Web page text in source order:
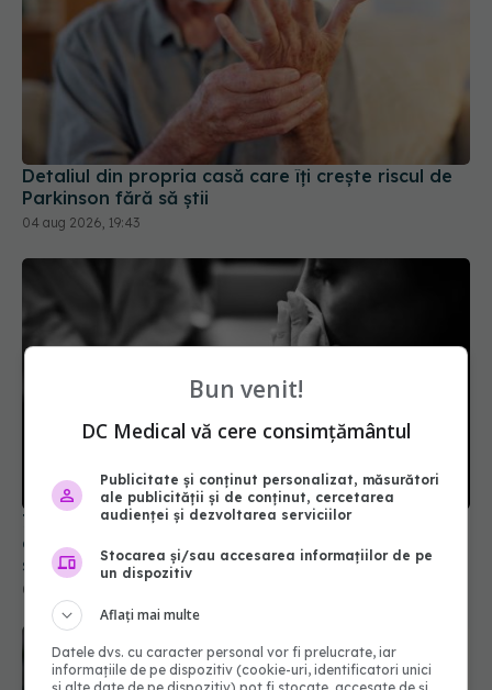
Detaliul din propria casă care îți crește riscul de
Parkinson fără să știi
04 aug 2026, 19:43
7 lucruri pe care să nu i le spui unei persoane
aflate în doliu. Frazele care pot răni fără să îți dai
01 aug 2026, 09:02
Bun venit!
DC Medical vă cere consimțământul
Publicitate și conținut personalizat, măsurători
ale publicității și de conținut, cercetarea
audienței și dezvoltarea serviciilor
Stocarea și/sau accesarea informațiilor de pe
un dispozitiv
Aflați mai multe
Datele dvs. cu caracter personal vor fi prelucrate, iar
informațiile de pe dispozitiv (cookie-uri, identificatori unici